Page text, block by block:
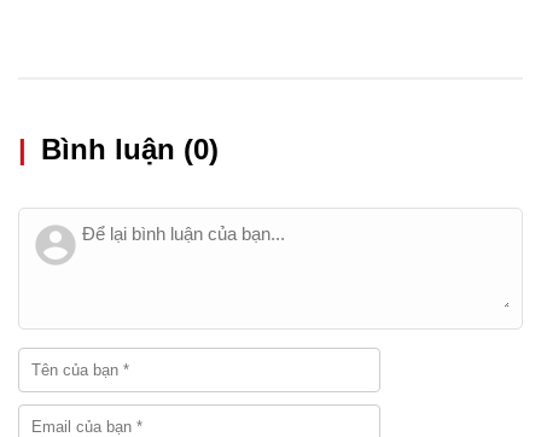
| Bình luận (0)